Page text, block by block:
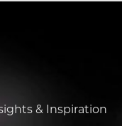
& Inspiration